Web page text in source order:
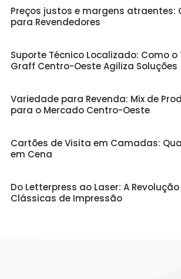
Preços justos e margens atraentes:
para Revendedores
Suporte Técnico Localizado: Como o
Graff Centro-Oeste Agiliza Soluções
Variedade para Revenda: Mix de
para o Mercado Centro-Oeste
Cartões de Visita em Camadas:
em Cena
Do Letterpress ao Laser: A
Clássicas de Impressão